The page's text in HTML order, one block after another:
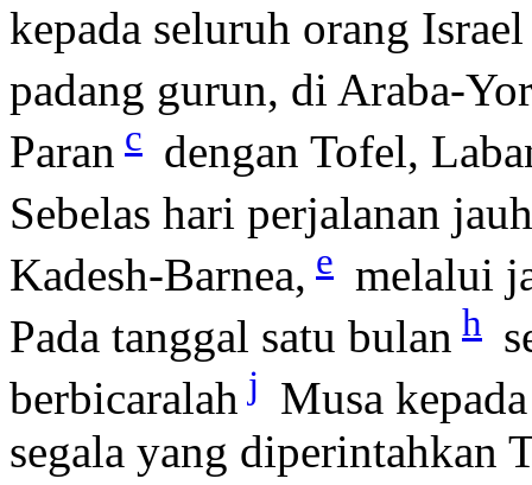
kepada seluruh orang
padang gurun, di Araba-
Paran c dengan Tofel,
Sebelas hari perjalanan
Kadesh-Barnea, e melalui
Pada tanggal satu bulan h
berbicaralah j Musa
segala yang diperintahkan